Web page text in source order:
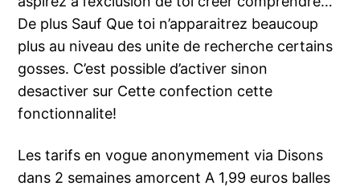
De plus Sauf Que toi n’apparaitrez beaucoup
plus au niveau des unite de recherche certains
gosses. C’est possible d’activer sinon
desactiver sur Cette confection cette
fonctionnalite!
Les tarifs en vogue anonymement via Disons
dans 2 semaines amorcent A 1,99 euros balles